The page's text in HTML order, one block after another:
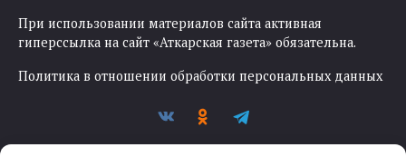
При использовании материалов сайта активная
гиперссылка на сайт «Аткарская газета» обязательна.
Политика в отношении обработки персональных данных